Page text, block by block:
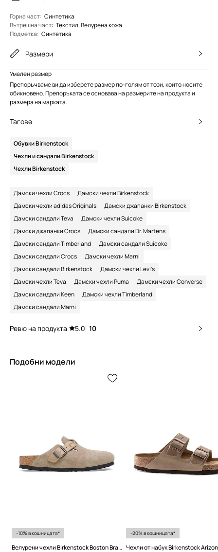
Горна част: Синтетика
Вътрешна част: Текстил, Велурена кожа
Подметка: Синтетика
Размери
Умален размер
Препоръчваме ви да изберете размер по-голям от този, който носите
обикновено. Препоръката се основава на размерите на продукта и
размера на марката.
Тагове
Обувки Birkenstock
Чехли и сандали Birkenstock
Чехли Birkenstock
Дамски чехли Crocs
Дамски чехли Birkenstock
Дамски чехли adidas Originals
Дамски джапанки Birkenstock
Дамски сандали Teva
Дамски чехли Suicoke
Дамски джапанки Crocs
Дамски сандали Dr. Martens
Дамски сандали Timberland
Дамски сандали Suicoke
Дамски сандали Crocs
Дамски чехли Marni
Дамски сандали Birkenstock
Дамски чехли Levi's
Дамски чехли Teva
Дамски чехли Puma
Дамски чехли Converse
Дамски сандали Keen
Дамски чехли Timberland
Дамски сандали Marni
Ревю на продукта 5.0 10
Подобни модели
-10% в кошницата*
Велурени чехли Birkenstock Boston Braided
-20% в кошницата*
Чехли от набук Birkenstock